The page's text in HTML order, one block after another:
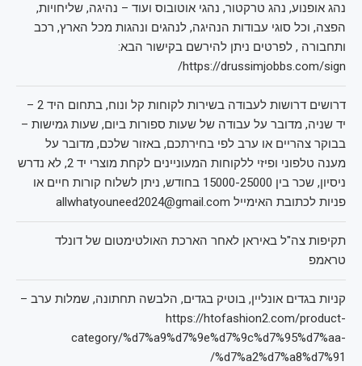
נהג אופנוע, נהג טרקטור, נהגי אוטובוס ועוד – נהיגה, שליחויות,
הפצה, וכל סוגי עבודות הנהיגה, לנהגים ונהגות מכל הארץ, רכב
ותחבורה , לפרטים ניתן להירשם בקישור הבא:
https://drussimjobbs.com/sign/
דרושים דרושות לעבודה בשירות לקוחות קל ונוח, בתחום היד 2 –
יד שניה, מדובר על עבודה של שעות ספורות ביום, שעות גמישות –
בבוקר צהריים או ערב לפי בחירתכם, באזור שלכם, מדובר על
מענה טלפוני ופיזי ללקוחות המעוניינים לקחת מוצרי יד 2, לא נדרש
ניסיון, שכר בין 15000-25000 בחודש, ניתן לשלוח קורות חיים או
פניות לכתובת האימייל allwhatyouneed2024@gmail.com
תקיפות צה"ל באיראן לאחר הארכת האולטימטום של דונלד
טראמפ
קניות בגדים אונליין, בוטיק בגדים, הלבשה תחתונה, שמלות ערב –
https://htofashion2.com/product-
category/%d7%a9%d7%9e%d7%9c%d7%95%d7%aa-
%d7%a2%d7%a8%d7%91/